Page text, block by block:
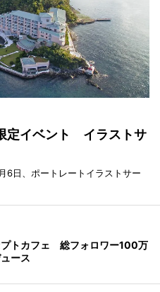
定イベント イラストサ
6日、ポートレートイラストサー
プトカフェ 総フォロワー100万
ース